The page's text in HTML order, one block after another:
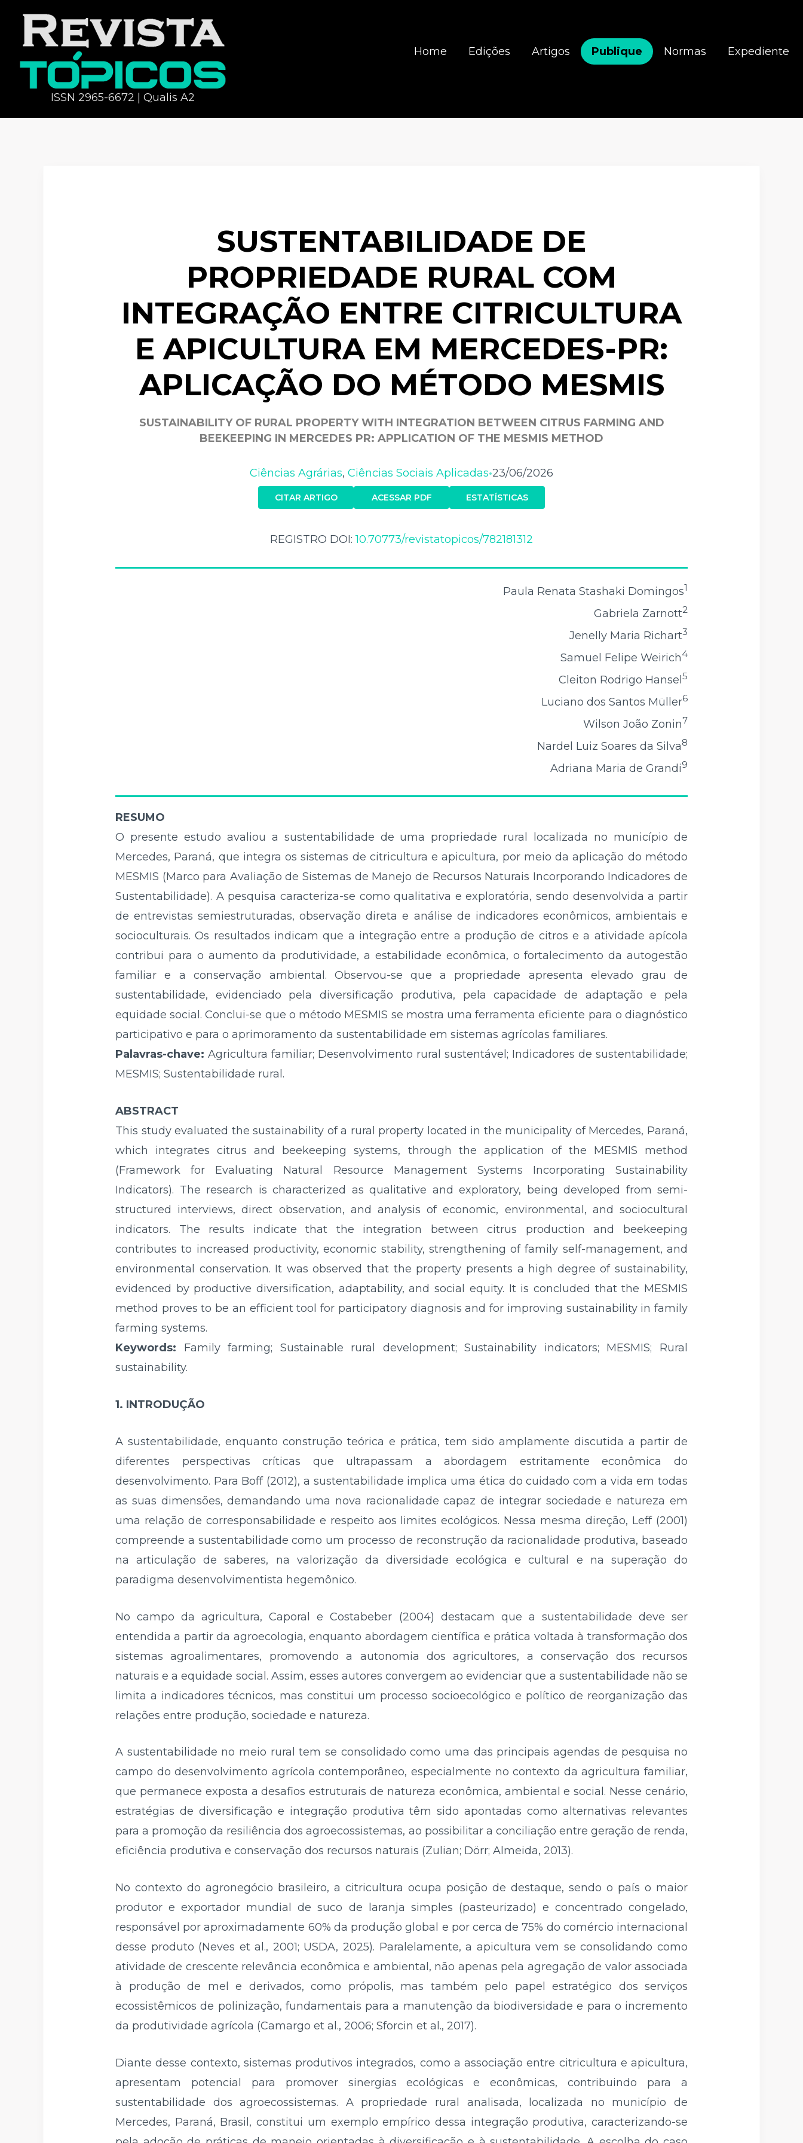
ISSN 2965-6672 | Qualis A2
Home Edições Artigos Publique Normas Expediente
SUSTENTABILIDADE DE
PROPRIEDADE RURAL COM
INTEGRAÇÃO ENTRE CITRICULTURA
E APICULTURA EM MERCEDES-PR:
APLICAÇÃO DO MÉTODO MESMIS
SUSTAINABILITY OF RURAL PROPERTY WITH INTEGRATION BETWEEN CITRUS FARMING AND
BEEKEEPING IN MERCEDES PR: APPLICATION OF THE MESMIS METHOD
Ciências Agrárias, Ciências Sociais Aplicadas•23/06/2026
CITAR ARTIGO ACESSAR PDF ESTATÍSTICAS
REGISTRO DOI:10.70773/revistatopicos/782181312
Paula Renata Stashaki Domingos1
Gabriela Zarnott2
Jenelly Maria Richart3
Samuel Felipe Weirich4
Cleiton Rodrigo Hansel5
Luciano dos Santos Müller6
Wilson João Zonin7
Nardel Luiz Soares da Silva8
Adriana Maria de Grandi9
RESUMO
O presente estudo avaliou a sustentabilidade de uma propriedade rural localizada no município de
Mercedes, Paraná, que integra os sistemas de citricultura e apicultura, por meio da aplicação do método
MESMIS (Marco para Avaliação de Sistemas de Manejo de Recursos Naturais Incorporando Indicadores de
Sustentabilidade). A pesquisa caracteriza-se como qualitativa e exploratória, sendo desenvolvida a partir
de entrevistas semiestruturadas, observação direta e análise de indicadores econômicos, ambientais e
socioculturais. Os resultados indicam que a integração entre a produção de citros e a atividade apícola
contribui para o aumento da produtividade, a estabilidade econômica, o fortalecimento da autogestão
familiar e a conservação ambiental. Observou-se que a propriedade apresenta elevado grau de
sustentabilidade, evidenciado pela diversificação produtiva, pela capacidade de adaptação e pela
equidade social. Conclui-se que o método MESMIS se mostra uma ferramenta eficiente para o diagnóstico
participativo e para o aprimoramento da sustentabilidade em sistemas agrícolas familiares.
Palavras-chave: Agricultura familiar; Desenvolvimento rural sustentável; Indicadores de sustentabilidade;
MESMIS; Sustentabilidade rural.
ABSTRACT
This study evaluated the sustainability of a rural property located in the municipality of Mercedes, Paraná,
which integrates citrus and beekeeping systems, through the application of the MESMIS method
(Framework for Evaluating Natural Resource Management Systems Incorporating Sustainability
Indicators). The research is characterized as qualitative and exploratory, being developed from semi-
structured interviews, direct observation, and analysis of economic, environmental, and sociocultural
indicators. The results indicate that the integration between citrus production and beekeeping
contributes to increased productivity, economic stability, strengthening of family self-management, and
environmental conservation. It was observed that the property presents a high degree of sustainability,
evidenced by productive diversification, adaptability, and social equity. It is concluded that the MESMIS
method proves to be an efficient tool for participatory diagnosis and for improving sustainability in family
farming systems.
Keywords: Family farming; Sustainable rural development; Sustainability indicators; MESMIS; Rural
sustainability.
1. INTRODUÇÃO
A sustentabilidade, enquanto construção teórica e prática, tem sido amplamente discutida a partir de
diferentes perspectivas críticas que ultrapassam a abordagem estritamente econômica do
desenvolvimento. Para Boff (2012), a sustentabilidade implica uma ética do cuidado com a vida em todas
as suas dimensões, demandando uma nova racionalidade capaz de integrar sociedade e natureza em
uma relação de corresponsabilidade e respeito aos limites ecológicos. Nessa mesma direção, Leff (2001)
compreende a sustentabilidade como um processo de reconstrução da racionalidade produtiva, baseado
na articulação de saberes, na valorização da diversidade ecológica e cultural e na superação do
paradigma desenvolvimentista hegemônico.
No campo da agricultura, Caporal e Costabeber (2004) destacam que a sustentabilidade deve ser
entendida a partir da agroecologia, enquanto abordagem científica e prática voltada à transformação dos
sistemas agroalimentares, promovendo a autonomia dos agricultores, a conservação dos recursos
naturais e a equidade social. Assim, esses autores convergem ao evidenciar que a sustentabilidade não se
limita a indicadores técnicos, mas constitui um processo socioecológico e político de reorganização das
relações entre produção, sociedade e natureza.
A sustentabilidade no meio rural tem se consolidado como uma das principais agendas de pesquisa no
campo do desenvolvimento agrícola contemporâneo, especialmente no contexto da agricultura familiar,
que permanece exposta a desafios estruturais de natureza econômica, ambiental e social. Nesse cenário,
estratégias de diversificação e integração produtiva têm sido apontadas como alternativas relevantes
para a promoção da resiliência dos agroecossistemas, ao possibilitar a conciliação entre geração de renda,
eficiência produtiva e conservação dos recursos naturais (Zulian; Dörr; Almeida, 2013).
No contexto do agronegócio brasileiro, a citricultura ocupa posição de destaque, sendo o país o maior
produtor e exportador mundial de suco de laranja simples (pasteurizado) e concentrado congelado,
responsável por aproximadamente 60% da produção global e por cerca de 75% do comércio internacional
desse produto (Neves et al., 2001; USDA, 2025). Paralelamente, a apicultura vem se consolidando como
atividade de crescente relevância econômica e ambiental, não apenas pela agregação de valor associada
à produção de mel e derivados, como própolis, mas também pelo papel estratégico dos serviços
ecossistêmicos de polinização, fundamentais para a manutenção da biodiversidade e para o incremento
da produtividade agrícola (Camargo et al., 2006; Sforcin et al., 2017).
Diante desse contexto, sistemas produtivos integrados, como a associação entre citricultura e apicultura,
apresentam potencial para promover sinergias ecológicas e econômicas, contribuindo para a
sustentabilidade dos agroecossistemas. A propriedade rural analisada, localizada no município de
Mercedes, Paraná, Brasil, constitui um exemplo empírico dessa integração produtiva, caracterizando-se